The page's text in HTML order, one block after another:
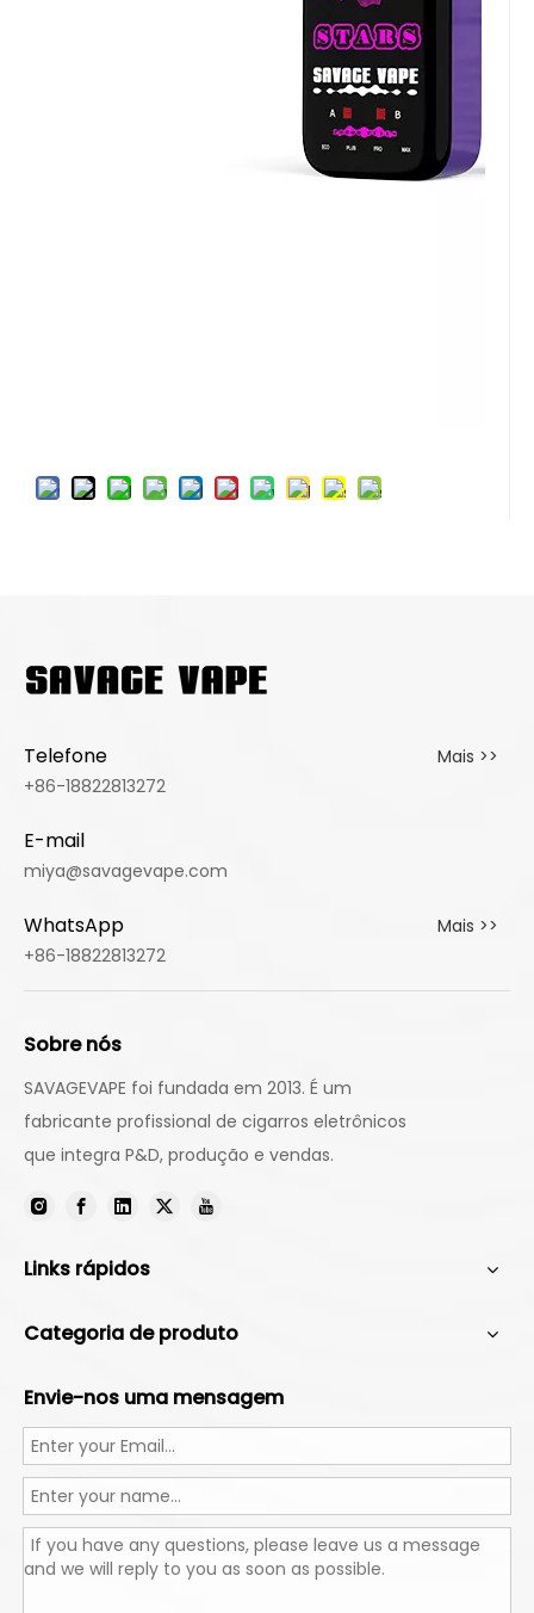
Telefone
Mais >>
+86-18822813272
E-mail
miya@savagevape.com
WhatsApp
Mais >>
+86-18822813272
Sobre nós
SAVAGEVAPE foi fundada em 2013. É um
fabricante profissional de cigarros eletrônicos
que integra P&D, produção e vendas.
Links rápidos
Categoria de produto
Envie-nos uma mensagem